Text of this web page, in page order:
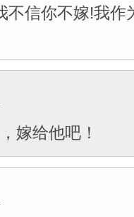
不信你不嫁!我作
嫁给他吧！